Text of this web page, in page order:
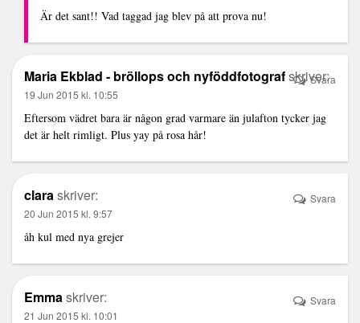
Är det sant!! Vad taggad jag blev på att prova nu!
Maria Ekblad - bröllops och nyföddfotografskriver:
19 Jun 2015 kl. 10:55
Eftersom vädret bara är någon grad varmare än julafton tycker jag
det är helt rimligt. Plus yay på rosa hår!
Svara
claraskriver:
20 Jun 2015 kl. 9:57
åh kul med nya grejer
Svara
Emmaskriver:
21 Jun 2015 kl. 10:01
Svara